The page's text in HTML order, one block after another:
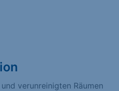
verunreinigten Räumen